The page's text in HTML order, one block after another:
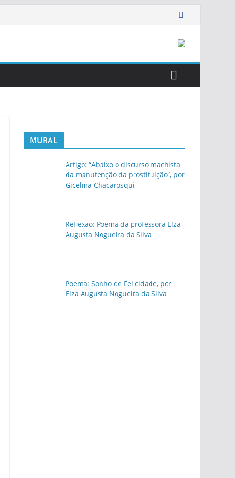
MURAL
Artigo: “Abaixo o discurso machista
da manutenção da prostituição”, por
Gicelma Chacarosqui
Reflexão: Poema da professora Elza
Augusta Nogueira da Silva
Poema: Sonho de Felicidade, por
Elza Augusta Nogueira da Silva